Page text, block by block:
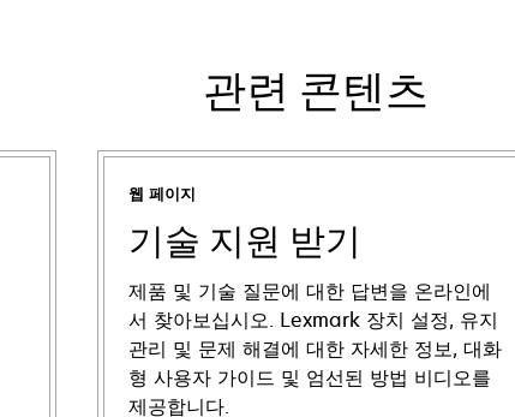
관련 콘텐츠
웹 페이지
기술 지원 받기
제품 및 기술 질문에 대한 답변을 온라인에
서 찾아보십시오. Lexmark 장치 설정, 유지
관리 및 문제 해결에 대한 자세한 정보, 대화
형 사용자 가이드 및 엄선된 방법 비디오를
제공합니다.